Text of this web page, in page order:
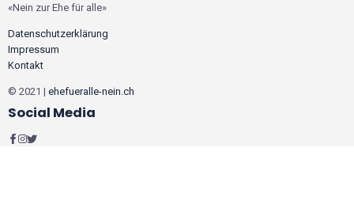
«Nein zur Ehe für alle»
Datenschutzerklärung
Impressum
Kontakt
© 2021 | ehefueralle-nein.ch
Social Media